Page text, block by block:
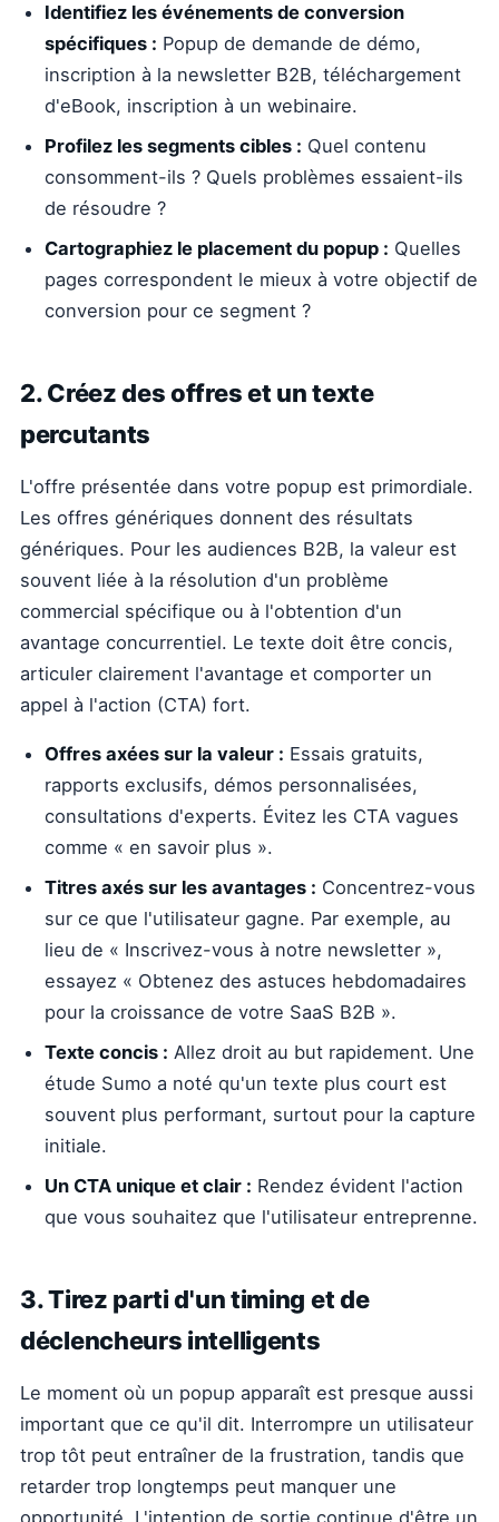
Identifiez les événements de conversion
spécifiques : Popup de demande de démo,
inscription à la newsletter B2B, téléchargement
d'eBook, inscription à un webinaire.
Profilez les segments cibles : Quel contenu
consomment-ils ? Quels problèmes essaient-ils
de résoudre ?
Cartographiez le placement du popup : Quelles
pages correspondent le mieux à votre objectif de
conversion pour ce segment ?
2. Créez des offres et un texte
percutants
L'offre présentée dans votre popup est primordiale.
Les offres génériques donnent des résultats
génériques. Pour les audiences B2B, la valeur est
souvent liée à la résolution d'un problème
commercial spécifique ou à l'obtention d'un
avantage concurrentiel. Le texte doit être concis,
articuler clairement l'avantage et comporter un
appel à l'action (CTA) fort.
Offres axées sur la valeur : Essais gratuits,
rapports exclusifs, démos personnalisées,
consultations d'experts. Évitez les CTA vagues
comme « en savoir plus ».
Titres axés sur les avantages : Concentrez-vous
sur ce que l'utilisateur gagne. Par exemple, au
lieu de « Inscrivez-vous à notre newsletter »,
essayez « Obtenez des astuces hebdomadaires
pour la croissance de votre SaaS B2B ».
Texte concis : Allez droit au but rapidement. Une
étude Sumo a noté qu'un texte plus court est
souvent plus performant, surtout pour la capture
initiale.
Un CTA unique et clair : Rendez évident l'action
que vous souhaitez que l'utilisateur entreprenne.
3. Tirez parti d'un timing et de
déclencheurs intelligents
Le moment où un popup apparaît est presque aussi
important que ce qu'il dit. Interrompre un utilisateur
trop tôt peut entraîner de la frustration, tandis que
retarder trop longtemps peut manquer une
opportunité. L'intention de sortie continue d'être un